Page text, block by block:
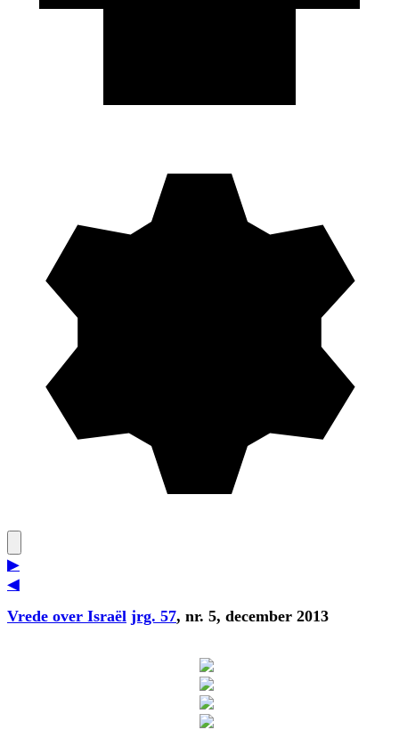
▶
◀
Vrede over Israël jrg. 57, nr. 5, december 2013